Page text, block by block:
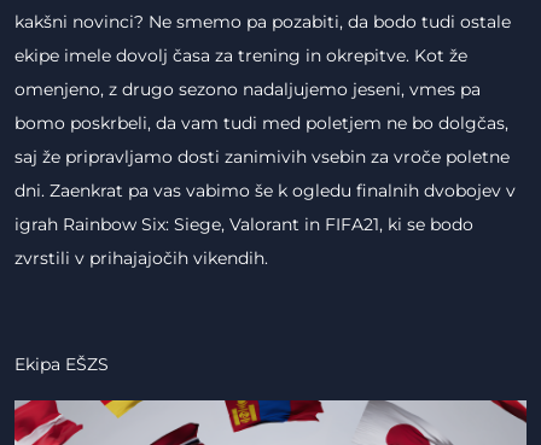
kakšni novinci? Ne smemo pa pozabiti, da bodo tudi ostale
ekipe imele dovolj časa za trening in okrepitve. Kot že
omenjeno, z drugo sezono nadaljujemo jeseni, vmes pa
bomo poskrbeli, da vam tudi med poletjem ne bo dolgčas,
saj že pripravljamo dosti zanimivih vsebin za vroče poletne
dni. Zaenkrat pa vas vabimo še k ogledu finalnih dvobojev v
igrah Rainbow Six: Siege, Valorant in FIFA21, ki se bodo
zvrstili v prihajajočih vikendih.
Ekipa EŠZS